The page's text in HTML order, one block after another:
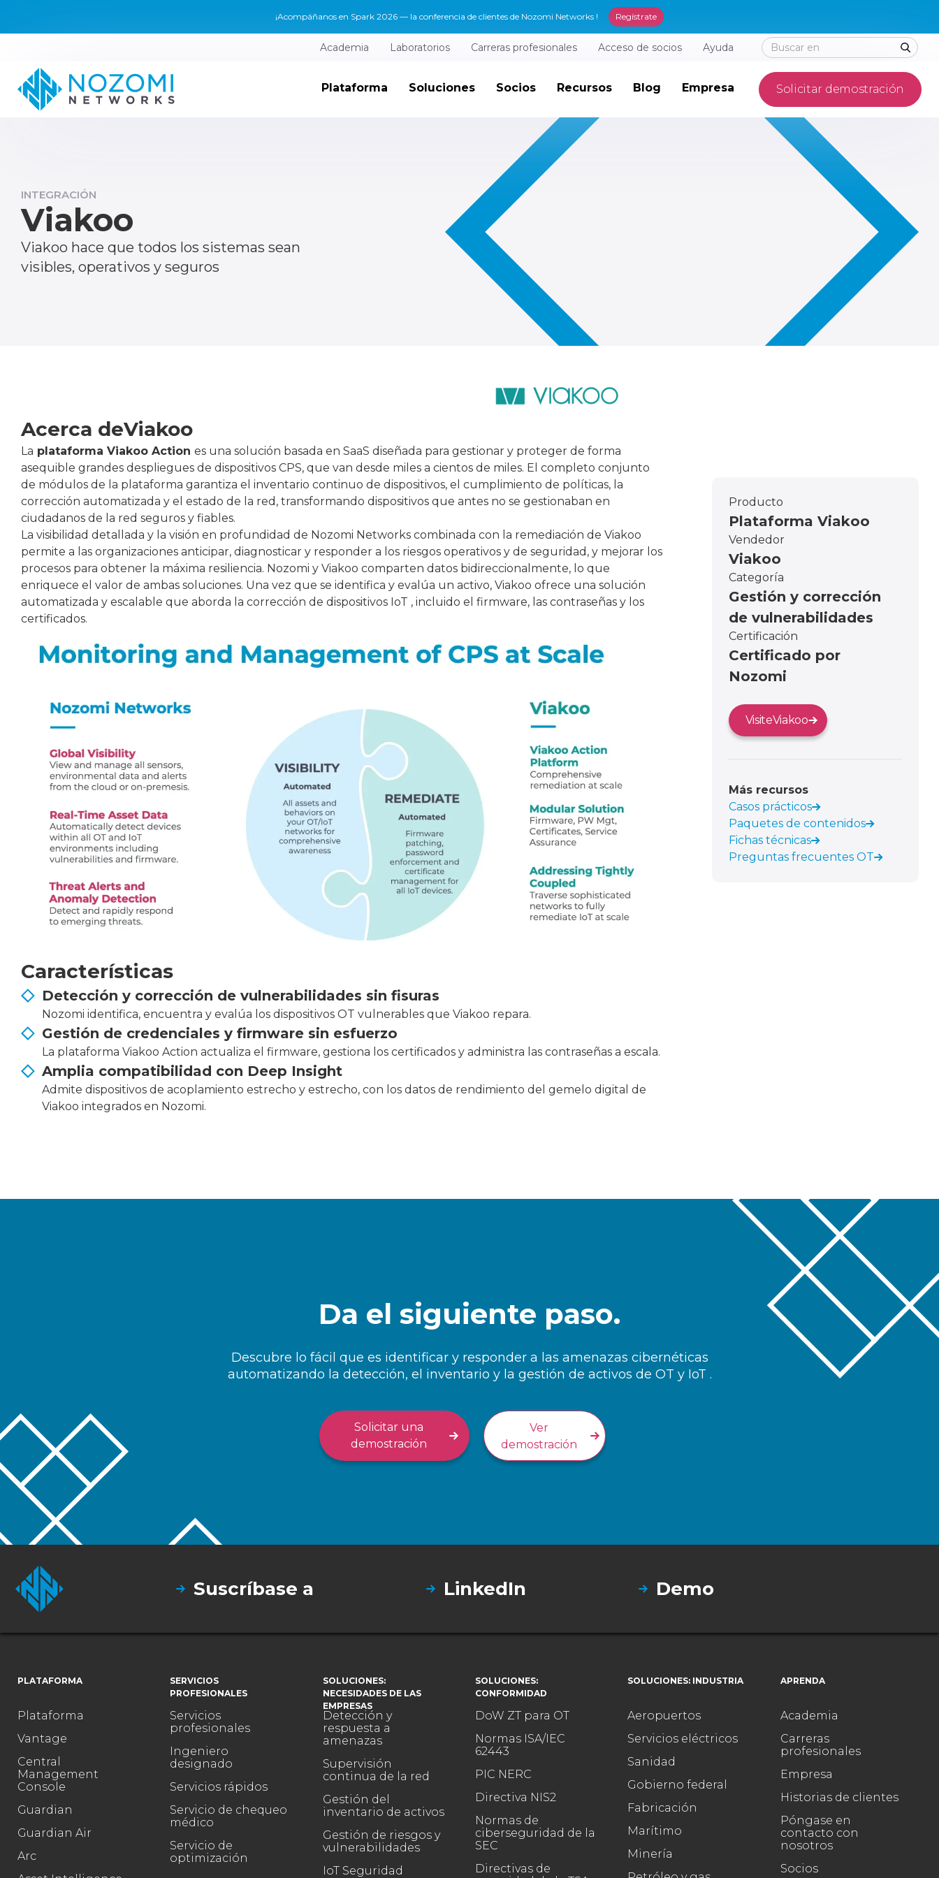
¡Acompáñanos en Spark 2026 — la conferencia de clientes de Nozomi Networks ! Regístrate
Academia Laboratorios Carreras profesionales Acceso de socios Ayuda
Plataforma Soluciones Socios Recursos Blog Empresa Solicitar demostración
INTEGRACIÓN
Viakoo
Viakoo hace que todos los sistemas sean
visibles, operativos y seguros
Acerca deViakoo
La plataforma Viakoo Action es una solución basada en SaaS diseñada para gestionar y proteger de forma
asequible grandes despliegues de dispositivos CPS, que van desde miles a cientos de miles. El completo conjunto
de módulos de la plataforma garantiza el inventario continuo de dispositivos, el cumplimiento de políticas, la
corrección automatizada y el estado de la red, transformando dispositivos que antes no se gestionaban en
ciudadanos de la red seguros y fiables.
La visibilidad detallada y la visión en profundidad de Nozomi Networks combinada con la remediación de Viakoo
permite a las organizaciones anticipar, diagnosticar y responder a los riesgos operativos y de seguridad, y mejorar los
procesos para obtener la máxima resiliencia. Nozomi y Viakoo comparten datos bidireccionalmente, lo que
enriquece el valor de ambas soluciones. Una vez que se identifica y evalúa un activo, Viakoo ofrece una solución
automatizada y escalable que aborda la corrección de dispositivos IoT , incluido el firmware, las contraseñas y los
certificados.
Características
Detección y corrección de vulnerabilidades sin fisuras
Nozomi identifica, encuentra y evalúa los dispositivos OT vulnerables que Viakoo repara.
Gestión de credenciales y firmware sin esfuerzo
La plataforma Viakoo Action actualiza el firmware, gestiona los certificados y administra las contraseñas a escala.
Amplia compatibilidad con Deep Insight
Admite dispositivos de acoplamiento estrecho y estrecho, con los datos de rendimiento del gemelo digital de
Viakoo integrados en Nozomi.
Producto
Plataforma Viakoo
Vendedor
Viakoo
Categoría
Gestión y corrección
de vulnerabilidades
Certificación
Certificado por
Nozomi
VisiteViakoo
Más recursos
Casos prácticos
Paquetes de contenidos
Fichas técnicas
Preguntas frecuentes OT
Da el siguiente paso.
Descubre lo fácil que es identificar y responder a las amenazas cibernéticas
automatizando la detección, el inventario y la gestión de activos de OT y IoT .
Solicitar una
demostración
Ver
demostración
Suscríbase a LinkedIn Demo
PLATAFORMA
Plataforma
Vantage
Central
Management
Console
Guardian
Guardian Air
Arc
SERVICIOS
PROFESIONALES
Servicios
profesionales
Ingeniero
designado
Servicios rápidos
Servicio de chequeo
médico
Servicio de
optimización
SOLUCIONES:
NECESIDADES DE LAS
EMPRESAS
Detección y
respuesta a
amenazas
Supervisión
continua de la red
Gestión del
inventario de activos
Gestión de riesgos y
vulnerabilidades
IoT Seguridad
SOLUCIONES:
CONFORMIDAD
DoW ZT para OT
Normas ISA/IEC
62443
PIC NERC
Directiva NIS2
Normas de
ciberseguridad de la
SEC
Directivas de
SOLUCIONES: INDUSTRIA
Aeropuertos
Servicios eléctricos
Sanidad
Gobierno federal
Fabricación
Marítimo
Minería
APRENDA
Academia
Carreras
profesionales
Empresa
Historias de clientes
Póngase en
contacto con
nosotros
Socios